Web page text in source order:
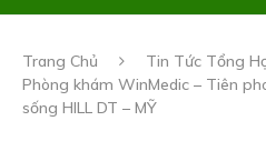
Trang Chủ Tin Tức Tổng
Phòng khám WinMedic – Tiên
sống HILL DT – MỸ